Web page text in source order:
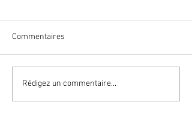
Commentaires
Rédigez un commentaire...